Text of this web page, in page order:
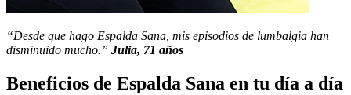
“Desde que hago Espalda Sana, mis episodios de lumbalgia han
disminuido mucho.” Julia, 71 años
Beneficios de Espalda Sana en tu día a día